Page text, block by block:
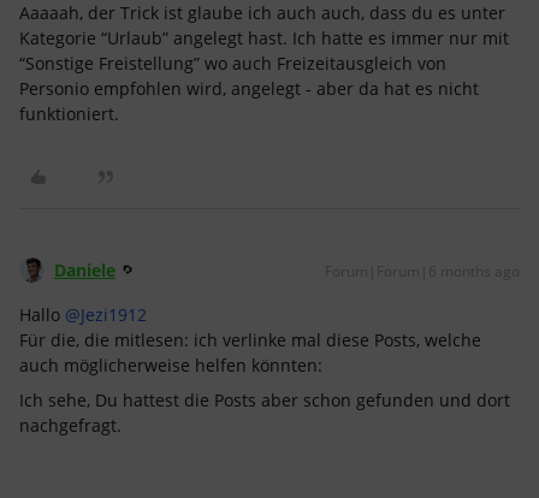
Aaaaah, der Trick ist glaube ich auch auch, dass du es unter
Kategorie “Urlaub” angelegt hast. Ich hatte es immer nur mit
“Sonstige Freistellung” wo auch Freizeitausgleich von
Personio empfohlen wird, angelegt - aber da hat es nicht
funktioniert.
Daniele Forum|Forum|6 months ago
Hallo ​ @Jezi1912
Für die, die mitlesen: ich verlinke mal diese Posts, welche
auch möglicherweise helfen könnten:
Ich sehe, Du hattest die Posts aber schon gefunden und dort
nachgefragt.